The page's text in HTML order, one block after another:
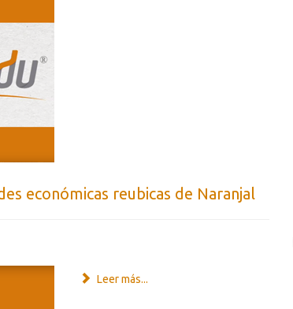
económicas reubicas de Naranjal
Leer más...